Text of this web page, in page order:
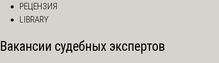
РЕЦЕНЗИЯ
LIBRARY
Вакансии судебных экспертов